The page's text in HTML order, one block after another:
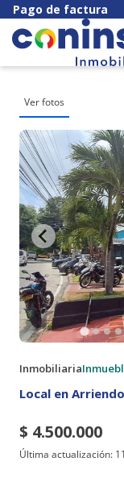
Pago de factura
Ver fotos
Inmobiliaria
Local en Arriendo
$ 4.500.000
Última actualización: